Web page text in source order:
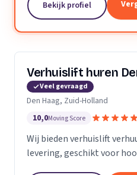
Bekijk profiel
Verhuislift huren
Veel gevraagd
Den Haag, Zuid-Holland
10,0Moving Score
Wij bieden verhuislift
levering, geschikt voor